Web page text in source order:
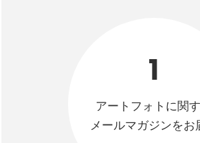
1
アートフォトに関
メールマガジンをお